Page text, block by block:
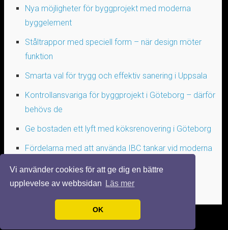
Vi använder cookies för att ge dig en bättre
upplevelse av webbsidan
Läs mer
OK
Nya möjligheter för byggprojekt med moderna
byggelement
Ståltrappor med speciell form – när design möter
funktion
Smarta val för trygg och effektiv sanering i Uppsala
Kontrollansvariga för byggprojekt i Göteborg – därför
behövs de
Ge bostaden ett lyft med köksrenovering i Göteborg
Fördelarna med att använda IBC tankar vid moderna
© 2026 SNYGGAHUS.NU. ALLA RÄTTIGHETER FÖRBEHÅLLNA.